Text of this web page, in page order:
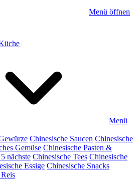
Menü öffnen
Menü
Chinesische Saucen Chinesische
Gemüse Chinesische Pasten &
nächste Chinesische Tees Chinesische
Essige Chinesische Snacks